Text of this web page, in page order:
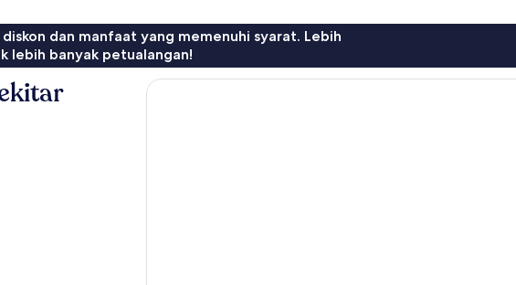
dan manfaat yang memenuhi syarat. Lebih
lebih banyak petualangan!